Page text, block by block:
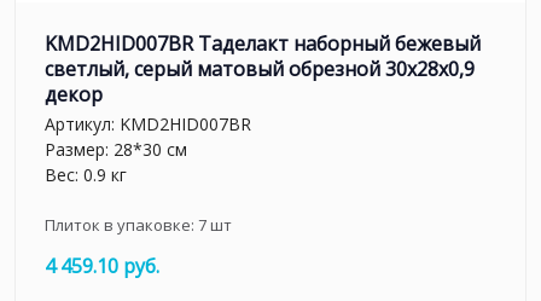
KMD2HID007BR Таделакт наборный бежевый
светлый, серый матовый обрезной 30x28x0,9
декор
Артикул: KMD2HID007BR
Размер: 28*30 см
Вес: 0.9 кг
Плиток в упаковке: 7шт
4 459.10 руб.